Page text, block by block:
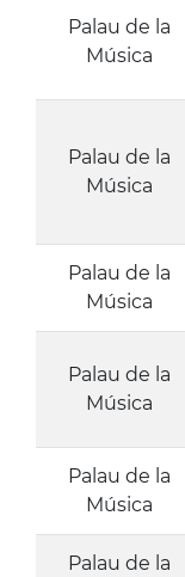
Palau de la
Música
Palau de la
Música
Palau de la
Música
Palau de la
Música
Palau de la
Música
Palau de la